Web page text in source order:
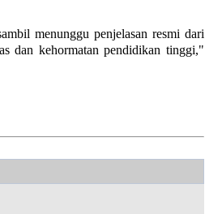
menunggu penjelasan resmi dari
dan kehormatan pendidikan tinggi,"